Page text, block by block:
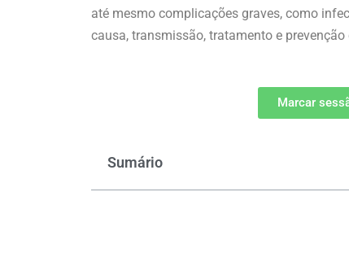
até mesmo complicações graves, como
causa, transmissão, tratamento e
Marcar
Sumário